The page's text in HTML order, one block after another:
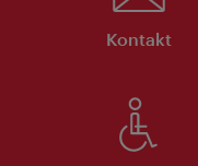
Kontakt